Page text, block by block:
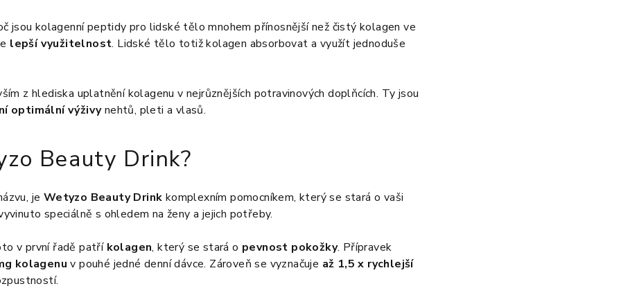
jsou kolagenní peptidy pro lidské tělo mnohem přínosnější než čistý kolagen ve
lepší využitelnost. Lidské tělo totiž kolagen absorbovat a využít jednoduše
z hlediska uplatnění kolagenu v nejrůznějších potravinových doplňcích. Ty jsou
optimální výživynehtů, pleti a vlasů.
Beauty Drink?
je Wetyzo Beauty Drink komplexním pomocníkem, který se stará o vaši
speciálně s ohledem na ženy a jejich potřeby.
v první řadě patří kolagen, který se stará o pevnost pokožky. Přípravek
kolagenu v pouhé jedné denní dávce. Zároveň se vyznačuje až 1,5 x rychlejší